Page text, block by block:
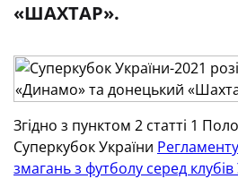
«ШАХТАР».
Згідно з пунктом 2 статті 1
Суперкубок України
змагань з футболу серед